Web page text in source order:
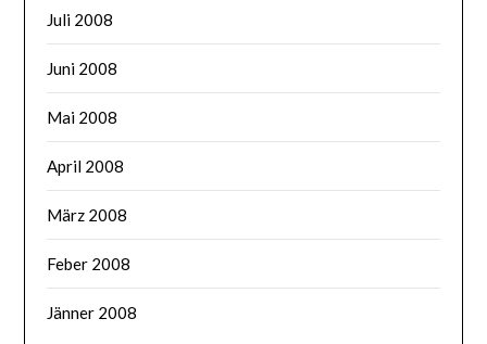
Juli 2008
Juni 2008
Mai 2008
April 2008
März 2008
Feber 2008
Jänner 2008